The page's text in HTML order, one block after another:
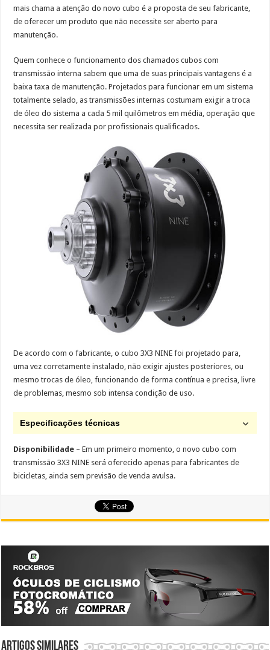
mais chama a atenção do novo cubo é a proposta de seu fabricante,
de oferecer um produto que não necessite ser aberto para
manutenção.
Quem conhece o funcionamento dos chamados cubos com
transmissão interna sabem que uma de suas principais vantagens é a
baixa taxa de manutenção. Projetados para funcionar em um sistema
totalmente selado, as transmissões internas costumam exigir a troca
de óleo do sistema a cada 5 mil quilômetros em média, operação que
necessita ser realizada por profissionais qualificados.
De acordo com o fabricante, o cubo 3X3 NINE foi projetado para,
uma vez corretamente instalado, não exigir ajustes posteriores, ou
mesmo trocas de óleo, funcionando de forma contínua e precisa, livre
de problemas, mesmo sob intensa condição de uso.
Especificações técnicas
Disponibilidade – Em um primeiro momento, o novo cubo com
transmissão 3X3 NINE será oferecido apenas para fabricantes de
bicicletas, ainda sem previsão de venda avulsa.
Artigos similares